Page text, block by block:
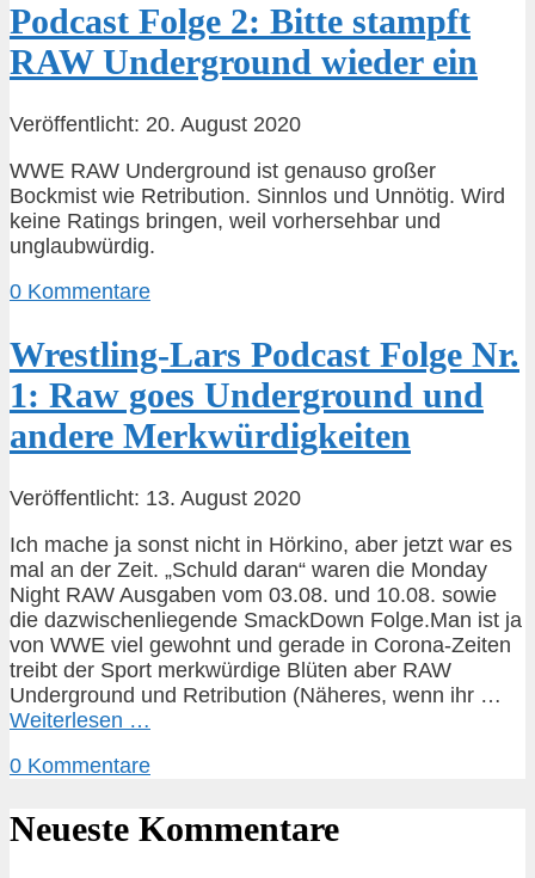
Podcast Folge 2: Bitte stampft
RAW Underground wieder ein
Veröffentlicht: 20. August 2020
WWE RAW Underground ist genauso großer
Bockmist wie Retribution. Sinnlos und Unnötig. Wird
keine Ratings bringen, weil vorhersehbar und
unglaubwürdig.
0 Kommentare
Wrestling-Lars Podcast Folge Nr.
1: Raw goes Underground und
andere Merkwürdigkeiten
Veröffentlicht: 13. August 2020
Ich mache ja sonst nicht in Hörkino, aber jetzt war es
mal an der Zeit. „Schuld daran“ waren die Monday
Night RAW Ausgaben vom 03.08. und 10.08. sowie
die dazwischenliegende SmackDown Folge.Man ist ja
von WWE viel gewohnt und gerade in Corona-Zeiten
treibt der Sport merkwürdige Blüten aber RAW
Underground und Retribution (Näheres, wenn ihr …
Weiterlesen …
0 Kommentare
Neueste Kommentare